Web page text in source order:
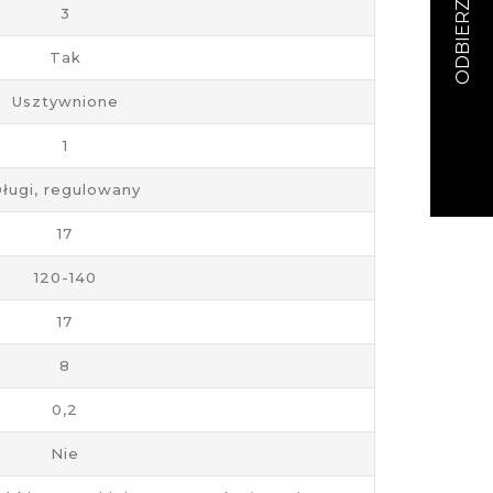
3
Tak
Usztywnione
1
regulowany
17
120-140
17
8
0,2
Nie